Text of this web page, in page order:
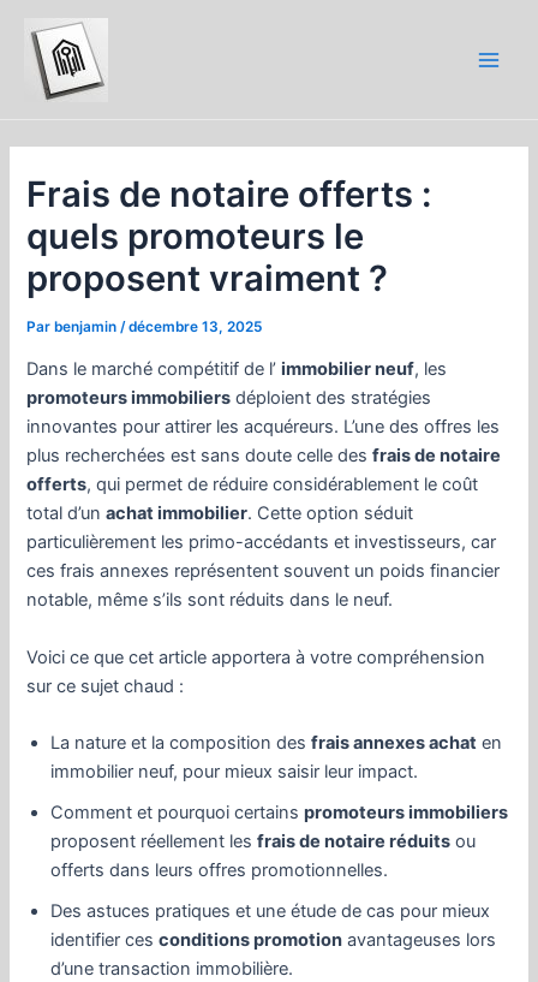
contenu
Frais de notaire offerts :
quels promoteurs le
proposent vraiment ?
Par benjamin/décembre 13, 2025
Dans le marché compétitif de l’immobilier neuf, les
promoteurs immobiliers déploient des stratégies
innovantes pour attirer les acquéreurs. L’une des offres les
plus recherchées est sans doute celle desfrais de notaire
offerts, qui permet de réduire considérablement le coût
total d’unachat immobilier. Cette option séduit
particulièrement les primo-accédants et investisseurs, car
ces frais annexes représentent souvent un poids financier
notable, même s’ils sont réduits dans le neuf.
Voici ce que cet article apportera à votre compréhension
sur ce sujet chaud :
La nature et la composition desfrais annexes achat en
immobilier neuf, pour mieux saisir leur impact.
Comment et pourquoi certainspromoteurs immobiliers
proposent réellement lesfrais de notaire réduits ou
offerts dans leurs offres promotionnelles.
Des astuces pratiques et une étude de cas pour mieux
identifier cesconditions promotion avantageuses lors
d’une transaction immobilière.